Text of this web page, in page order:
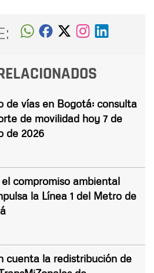
de vías en Bogotá: consulta
de movilidad hoy 7 de
de 2026
el compromiso ambiental
la Línea 1 del Metro de
cuenta la redistribución de